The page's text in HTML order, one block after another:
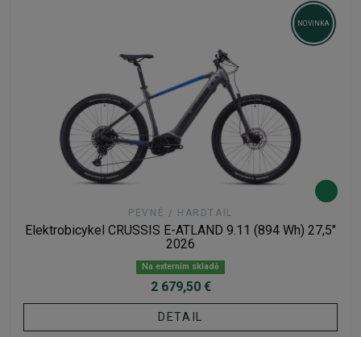
NOVINKA
PEVNÉ / HARDTAIL
Elektrobicykel CRUSSIS E-ATLAND 9.11 (894 Wh) 27,5"
2026
Na externím skladě
2 679,50 €
DETAIL